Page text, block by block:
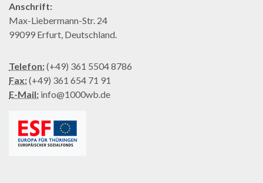
Anschrift:
Max-Liebermann-Str. 24
99099 Erfurt, Deutschland.
Telefon:(+49) 361 5504 8786
Fax:(+49) 361 654 71 91
E-Mail: info@1000wb.de